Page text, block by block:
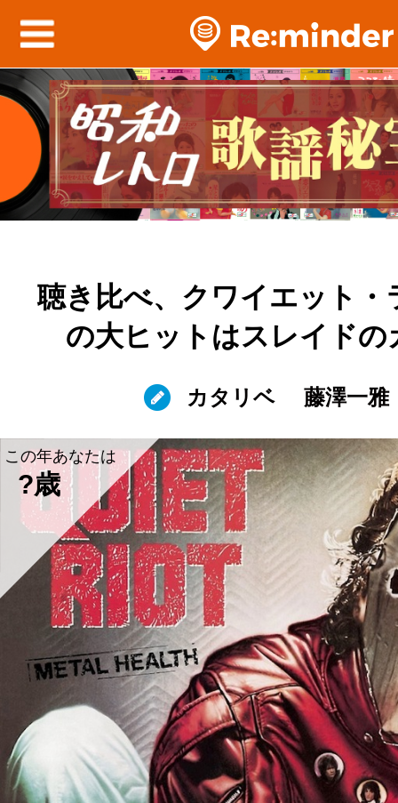
聴き比べ、クワイエット・
の大ヒットはスレイドの
カタリベ 藤澤一雅
この年あなたは
?歳